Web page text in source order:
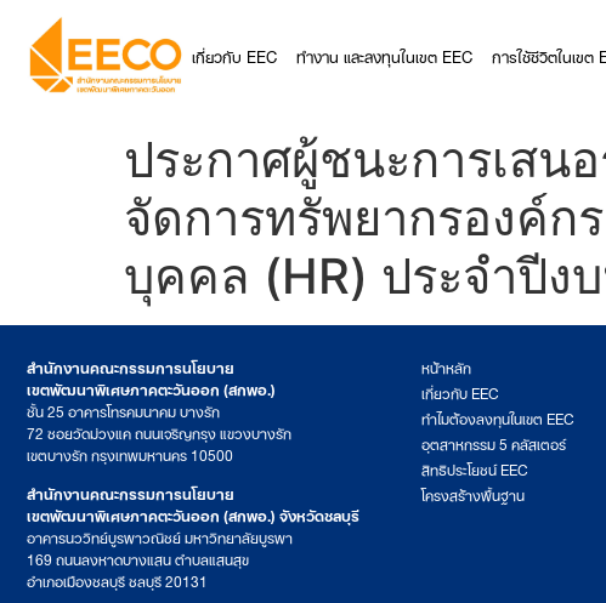
เกี่ยวกับ EEC ทำงาน และลงทุนในเขต EEC การใช้ชีวิตในเขต
ประกาศผู้ชนะการเสน
จัดการทรัพยากรองค์ก
บุคคล (HR) ประจำปีง
สำนักงานคณะกรรมการนโยบาย
เขตพัฒนาพิเศษภาคตะวันออก (สกพอ.)
ชั้น 25 อาคารโทรคมนาคม บางรัก
72 ซอยวัดม่วงแค ถนนเจริญกรุง แขวงบางรัก
เขตบางรัก กรุงเทพมหานคร 10500
สำนักงานคณะกรรมการนโยบาย
เขตพัฒนาพิเศษภาคตะวันออก (สกพอ.) จังหวัดชลบุรี
อาคารนววิทย์บูรพาวณิชย์ มหาวิทยาลัยบูรพา
169 ถนนลงหาดบางแสน ตำบลแสนสุข
อำเภอเมืองชลบุรี ชลบุรี 20131
หน้าหลัก
เกี่ยวกับ EEC
ทำไมต้องลงทุนในเขต EEC
อุตสาหกรรม 5 คลัสเตอร์
สิทธิประโยชน์ EEC
โครงสร้างพื้นฐาน